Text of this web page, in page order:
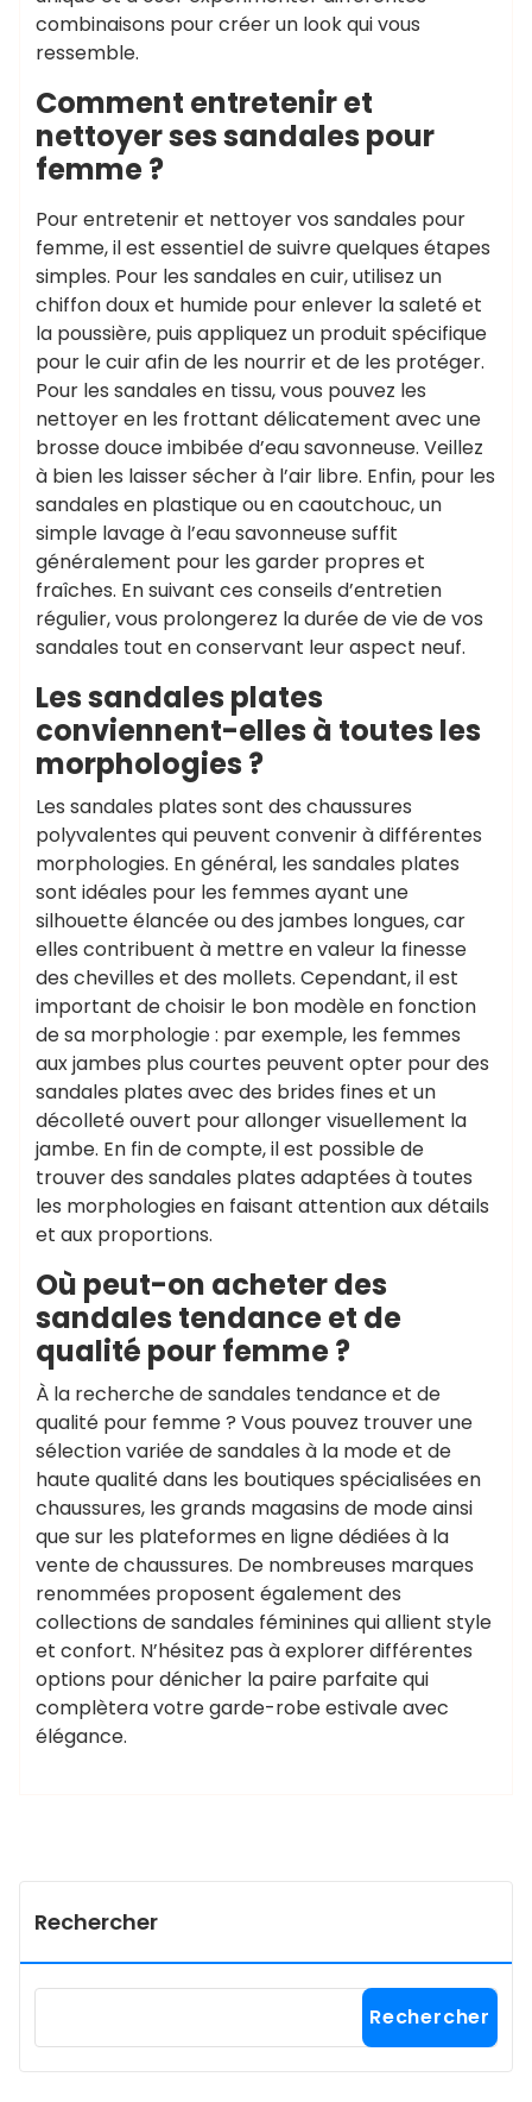
combinaisons pour créer un look qui vous
ressemble.
Comment entretenir et
nettoyer ses sandales pour
femme ?
Pour entretenir et nettoyer vos sandales pour
femme, il est essentiel de suivre quelques étapes
simples. Pour les sandales en cuir, utilisez un
chiffon doux et humide pour enlever la saleté et
la poussière, puis appliquez un produit spécifique
pour le cuir afin de les nourrir et de les protéger.
Pour les sandales en tissu, vous pouvez les
nettoyer en les frottant délicatement avec une
brosse douce imbibée d’eau savonneuse. Veillez
à bien les laisser sécher à l’air libre. Enfin, pour les
sandales en plastique ou en caoutchouc, un
simple lavage à l’eau savonneuse suffit
généralement pour les garder propres et
fraîches. En suivant ces conseils d’entretien
régulier, vous prolongerez la durée de vie de vos
sandales tout en conservant leur aspect neuf.
Les sandales plates
conviennent-elles à toutes les
morphologies ?
Les sandales plates sont des chaussures
polyvalentes qui peuvent convenir à différentes
morphologies. En général, les sandales plates
sont idéales pour les femmes ayant une
silhouette élancée ou des jambes longues, car
elles contribuent à mettre en valeur la finesse
des chevilles et des mollets. Cependant, il est
important de choisir le bon modèle en fonction
de sa morphologie : par exemple, les femmes
aux jambes plus courtes peuvent opter pour des
sandales plates avec des brides fines et un
décolleté ouvert pour allonger visuellement la
jambe. En fin de compte, il est possible de
trouver des sandales plates adaptées à toutes
les morphologies en faisant attention aux détails
et aux proportions.
Où peut-on acheter des
sandales tendance et de
qualité pour femme ?
À la recherche de sandales tendance et de
qualité pour femme ? Vous pouvez trouver une
sélection variée de sandales à la mode et de
haute qualité dans les boutiques spécialisées en
chaussures, les grands magasins de mode ainsi
que sur les plateformes en ligne dédiées à la
vente de chaussures. De nombreuses marques
renommées proposent également des
collections de sandales féminines qui allient style
et confort. N’hésitez pas à explorer différentes
options pour dénicher la paire parfaite qui
complètera votre garde-robe estivale avec
élégance.
Rechercher
Rechercher